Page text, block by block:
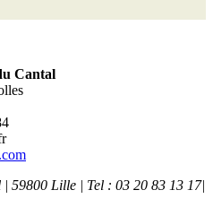
Cantal
59800 Lille | Tel : 03 20 83 13 17|